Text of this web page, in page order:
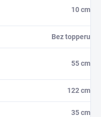
10 cm
Bez topperu
55 cm
122 cm
35 cm